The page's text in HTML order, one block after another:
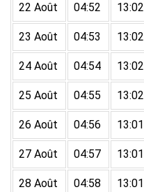
22 Août 04:52 13:02
23 Août 04:53 13:02
24 Août 04:54 13:02
25 Août 04:55 13:02
26 Août 04:56 13:01
27 Août 04:57 13:01
28 Août 04:58 13:01